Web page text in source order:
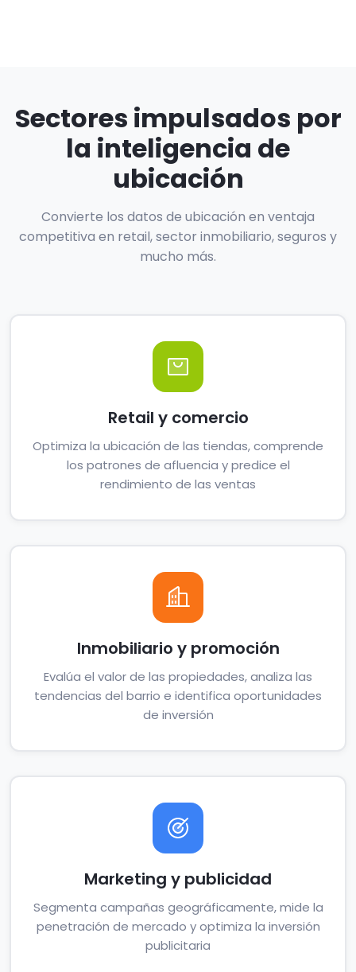
Sectores impulsados por
la inteligencia de
ubicación
Convierte los datos de ubicación en ventaja
competitiva en retail, sector inmobiliario, seguros y
mucho más.
Retail y comercio
Optimiza la ubicación de las tiendas, comprende
los patrones de afluencia y predice el
rendimiento de las ventas
Inmobiliario y promoción
Evalúa el valor de las propiedades, analiza las
tendencias del barrio e identifica oportunidades
de inversión
Marketing y publicidad
Segmenta campañas geográficamente, mide la
penetración de mercado y optimiza la inversión
publicitaria